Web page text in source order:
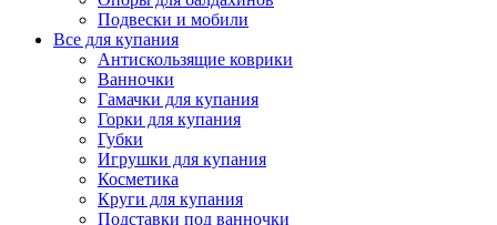
Подвески и мобили
Все для купания
Антискользящие коврики
Ванночки
Гамачки для купания
Горки для купания
Губки
Игрушки для купания
Косметика
Круги для купания
Подставки под ванночки